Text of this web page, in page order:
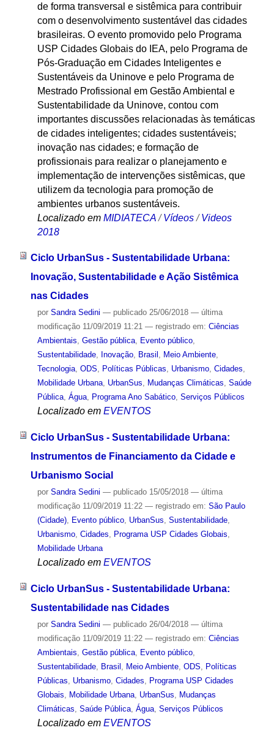
de forma transversal e sistêmica para contribuir
com o desenvolvimento sustentável das cidades
brasileiras. O evento promovido pelo Programa
USP Cidades Globais do IEA, pelo Programa de
Pós-Graduação em Cidades Inteligentes e
Sustentáveis da Uninove e pelo Programa de
Mestrado Profissional em Gestão Ambiental e
Sustentabilidade da Uninove, contou com
importantes discussões relacionadas às temáticas
de cidades inteligentes; cidades sustentáveis;
inovação nas cidades; e formação de
profissionais para realizar o planejamento e
implementação de intervenções sistêmicas, que
utilizem da tecnologia para promoção de
ambientes urbanos sustentáveis.
Localizado em MIDIATECA /Vídeos /Videos
2018
Ciclo UrbanSus - Sustentabilidade Urbana:
Inovação, Sustentabilidade e Ação Sistêmica
nas Cidades
por Sandra Sedini — publicado25/06/2018 — última
modificação11/09/2019 11:21 — registrado em: Ciências
Ambientais, Gestão pública, Evento público,
Sustentabilidade, Inovação, Brasil , Meio Ambiente,
Tecnologia, ODS, Políticas Públicas, Urbanismo, Cidades,
Mobilidade Urbana, UrbanSus, Mudanças Climáticas, Saúde
Pública, Água, Programa Ano Sabático, Serviços Públicos
Localizado em EVENTOS
Ciclo UrbanSus - Sustentabilidade Urbana:
Instrumentos de Financiamento da Cidade e
Urbanismo Social
por Sandra Sedini — publicado15/05/2018 — última
modificação11/09/2019 11:22 — registrado em: São Paulo
(Cidade), Evento público, UrbanSus, Sustentabilidade,
Urbanismo, Cidades, Programa USP Cidades Globais,
Mobilidade Urbana
Localizado em EVENTOS
Ciclo UrbanSus - Sustentabilidade Urbana:
Sustentabilidade nas Cidades
por Sandra Sedini — publicado26/04/2018 — última
modificação11/09/2019 11:22 — registrado em: Ciências
Ambientais Gestão pública, Evento público,
Sustentabilidade, Brasil Meio Ambiente, ODS
Políticas
Públicas
Urbanismo, Cidades
Programa USP Cidades
Globais
Mobilidade Urbana, UrbanSus
Mudanças
Climáticas Saúde Pública, Água, Serviços Públicos
Localizado em EVENTOS